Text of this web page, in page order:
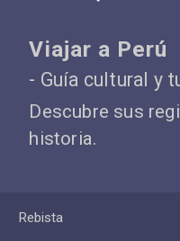
Viajar a Perú
- Guía cultural y
Descubre sus
historia.
Rebista